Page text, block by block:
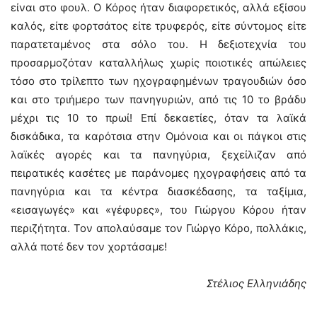
είναι στο φουλ. Ο Κόρος ήταν διαφορετικός, αλλά εξίσου
καλός, είτε φορτσάτος είτε τρυφερός, είτε σύντομος είτε
παρατεταμένος στα σόλο του. Η δεξιοτεχνία του
προσαρμοζόταν καταλλήλως χωρίς ποιοτικές απώλειες
τόσο στο τρίλεπτο των ηχογραφημένων τραγουδιών όσο
και στο τριήμερο των πανηγυριών, από τις 10 το βράδυ
μέχρι τις 10 το πρωί! Επί δεκαετίες, όταν τα λαϊκά
δισκάδικα, τα καρότσια στην Ομόνοια και οι πάγκοι στις
λαϊκές αγορές και τα πανηγύρια, ξεχείλιζαν από
πειρατικές κασέτες με παράνομες ηχογραφήσεις από τα
πανηγύρια και τα κέντρα διασκέδασης, τα ταξίμια,
«εισαγωγές» και «γέφυρες», του Γιώργου Κόρου ήταν
περιζήτητα. Τον απολαύσαμε τον Γιώργο Κόρο, πολλάκις,
αλλά ποτέ δεν τον χορτάσαμε!
Στέλιος Ελληνιάδης